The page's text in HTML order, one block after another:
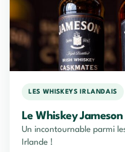
LES WHISKEYS IRLANDAIS
Le Whiskey Jameson
Un incontournable parmi
Irlande !